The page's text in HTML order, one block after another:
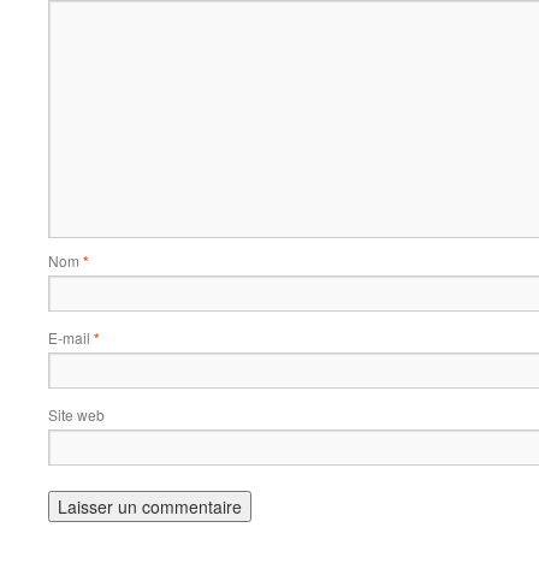
Nom *
E-mail *
Site web